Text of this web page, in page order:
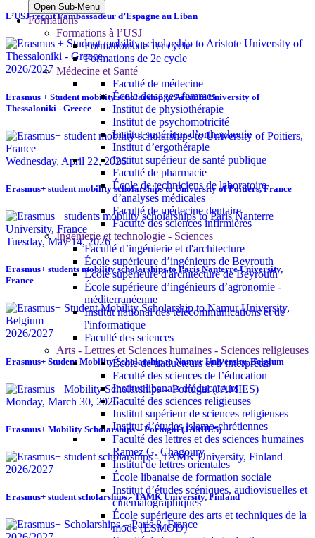
Open Sub-Menu
Formations
Formations à l’USJ
Formations de 1er cycle
Formations de 2e cycle
Médecine et Santé
Faculté de médecine
École de sages-femmes
Institut de physiothérapie
Institut de psychomotricité
Institut supérieur d’orthophonie
Institut d’ergothérapie
Institut supérieur de santé publique
Faculté de pharmacie
École de techniciens de laboratoire
d’analyses médicales
Faculté de médecine dentaire
Faculté des sciences infirmières
Ingénierie et technologie - Sciences
Faculté d’ingénierie et d'architecture
École supérieure d’ingénieurs de Beyrouth
École supérieure d'architecture de Beyrouth
École supérieure d’ingénieurs d’agronomie -
méditerranéenne
Institut national des télécommunications et de
l'informatique
Faculté des sciences
Arts - Lettres et Sciences humaines - Sciences religieuses
École de traducteurs et d’interprètes
Faculté des sciences de l’éducation
Institut libanais d’éducateurs
Faculté des sciences religieuses
Institut supérieur de sciences religieuses
Institut d’études islamo-chrétiennes
Faculté des lettres et des sciences humaines
Ramez G. Chagoury
Institut de lettres orientales
École libanaise de formation sociale
Institut d’études scéniques, audiovisuelles et
cinématographiques
École supérieure des arts et techniques de la
mode (ESMOD)
L’USJ reçoit l’ambassadeur d’Espagne au Liban
2026/2027
Erasmus + Student mobility scholarship to Aristote University of
Thessaloniki - Greece
Wednesday, April 22, 2026
Erasmus+ student mobility scholarships to University of Poitiers, France
Tuesday, May 14, 2026
Erasmus+ students mobility scholarships to Paris Nanterre University,
France
2026/2027
Erasmus+ Student Mobility Scholarship to Namur University, Belgium
Monday, March 30, 2026
Erasmus+ Mobility Scholarships – Portugal (JAMIES)
2026/2027
Erasmus+ student scholarships - TAMK University, Finland